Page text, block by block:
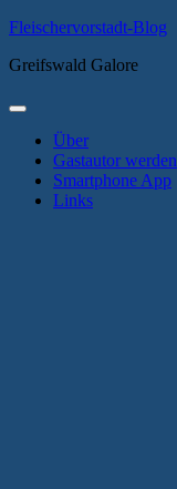
Zum
springen
Fleischervorstadt-Blog
Greifswald Galore
Primäres
Über
Gastautor werden
Smartphone App
Links